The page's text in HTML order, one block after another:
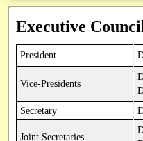
Institute
रिसर्च
Unified
वित्त
Executive
President
Vice-Presidents
Secretary
Joint Secretaries